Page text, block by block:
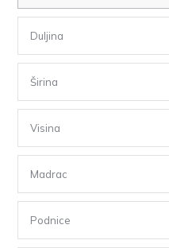
70 x 200 cm
84 x 189 cm
162 x 189 cm
Duljina
Širina
Visina
Madrac
Podnice